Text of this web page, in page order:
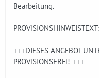
Bearbeitung.
PROVISIONSHINWEISTEXT:
+++DIESES ANGEBOT
PROVISIONSFREI! +++